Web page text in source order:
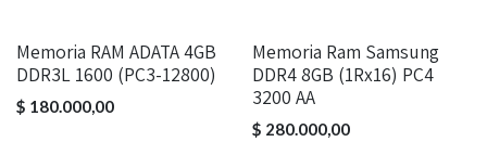
Memoria RAM ADATA 4GB
DDR3L 1600 (PC3-12800)
$ 180.000,00
Memoria Ram Samsung
DDR4 8GB (1Rx16) PC4
3200 AA
$ 280.000,00